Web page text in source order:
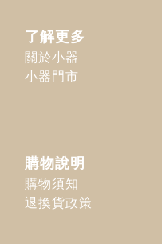
了解更多
關於小器
小器門市
購物說明
購物須知
退換貨政策